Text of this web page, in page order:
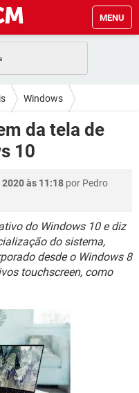
MENU
WHATSAPP
GMAIL
WHATSAPP
Windows
da tela de
10
às 11:18 por Pedro
do Windows 10 e diz
do sistema,
desde o Windows 8
touchscreen, como